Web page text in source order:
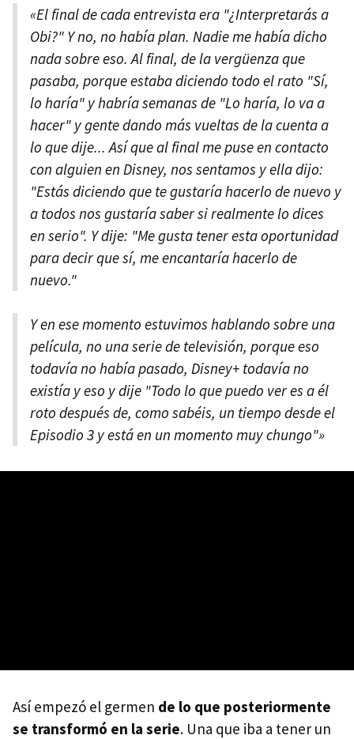
«El final de cada entrevista era "¿Interpretarás a
Obi?" Y no, no había plan. Nadie me había dicho
nada sobre eso. Al final, de la vergüenza que
pasaba, porque estaba diciendo todo el rato "Sí,
lo haría" y habría semanas de "Lo haría, lo va a
hacer" y gente dando más vueltas de la cuenta a
lo que dije... Así que al final me puse en contacto
con alguien en Disney, nos sentamos y ella dijo:
"Estás diciendo que te gustaría hacerlo de nuevo y
a todos nos gustaría saber si realmente lo dices
en serio". Y dije: "Me gusta tener esta oportunidad
para decir que sí, me encantaría hacerlo de
nuevo."
Y en ese momento estuvimos hablando sobre una
película, no una serie de televisión, porque eso
todavía no había pasado, Disney+ todavía no
existía y eso y dije "Todo lo que puedo ver es a él
roto después de, como sabéis, un tiempo desde el
Episodio 3 y está en un momento muy chungo"»
Así empezó el germen de lo que posteriormente
se transformó en la serie. Una que iba a tener un